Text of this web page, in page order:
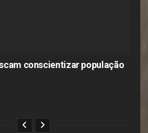
conscientizar população